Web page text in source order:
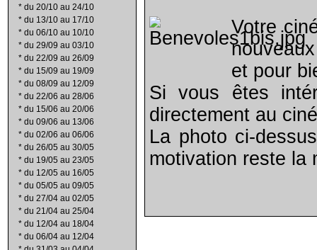
* du 20/10 au 24/10
* du 13/10 au 17/10
* du 06/10 au 10/10
* du 29/09 au 03/10
* du 22/09 au 26/09
* du 15/09 au 19/09
* du 08/09 au 12/09
* du 22/06 au 28/06
* du 15/06 au 20/06
* du 09/06 au 13/06
* du 02/06 au 06/06
* du 26/05 au 30/05
* du 19/05 au 23/05
* du 12/05 au 16/05
* du 05/05 au 09/05
* du 27/04 au 02/05
* du 21/04 au 25/04
* du 12/04 au 18/04
* du 06/04 au 12/04
Votre
et pour
Si vous êtes
directement au
La photo ci-
motivation reste la